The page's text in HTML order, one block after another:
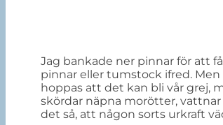
Jag bankade ner pinnar för att
pinnar eller tumstock ifred.
hoppas att det kan bli vår grej,
skördar näpna morötter,
det så, att någon sorts urkraft